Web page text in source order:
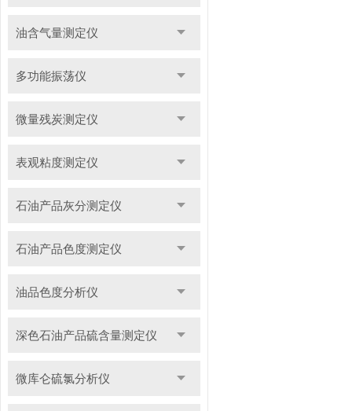
油含气量测定仪
多功能振荡仪
微量残炭测定仪
表观粘度测定仪
石油产品灰分测定仪
石油产品色度测定仪
油品色度分析仪
深色石油产品硫含量测定仪
微库仑硫氯分析仪